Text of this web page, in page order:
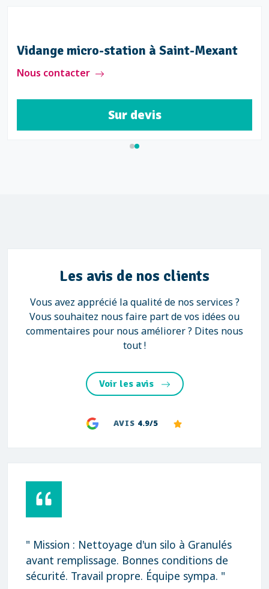
Vidange micro-station à Saint-Mexant
Nous contacter
Sur devis
Les avis de nos clients
Vous avez apprécié la qualité de nos services ?
Vous souhaitez nous faire part de vos idées ou
commentaires pour nous améliorer ? Dites nous
tout !
Voir les avis
AVIS 4.9/5
" Mission : Nettoyage d'un silo à Granulés
avant remplissage. Bonnes conditions de
sécurité. Travail propre. Équipe sympa. "